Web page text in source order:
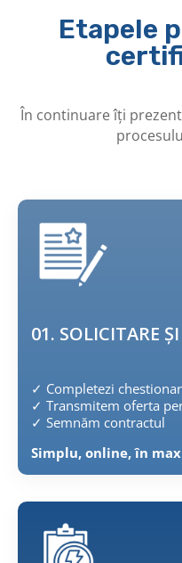
Etapele
În continuare îți
01. SOLICITARE
✓ Completezi
✓ Transmitem oferta
✓ Semnăm contractul
Simplu, online, în